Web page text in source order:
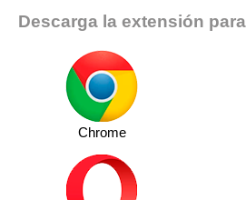
Descarga la extensión
Chrome